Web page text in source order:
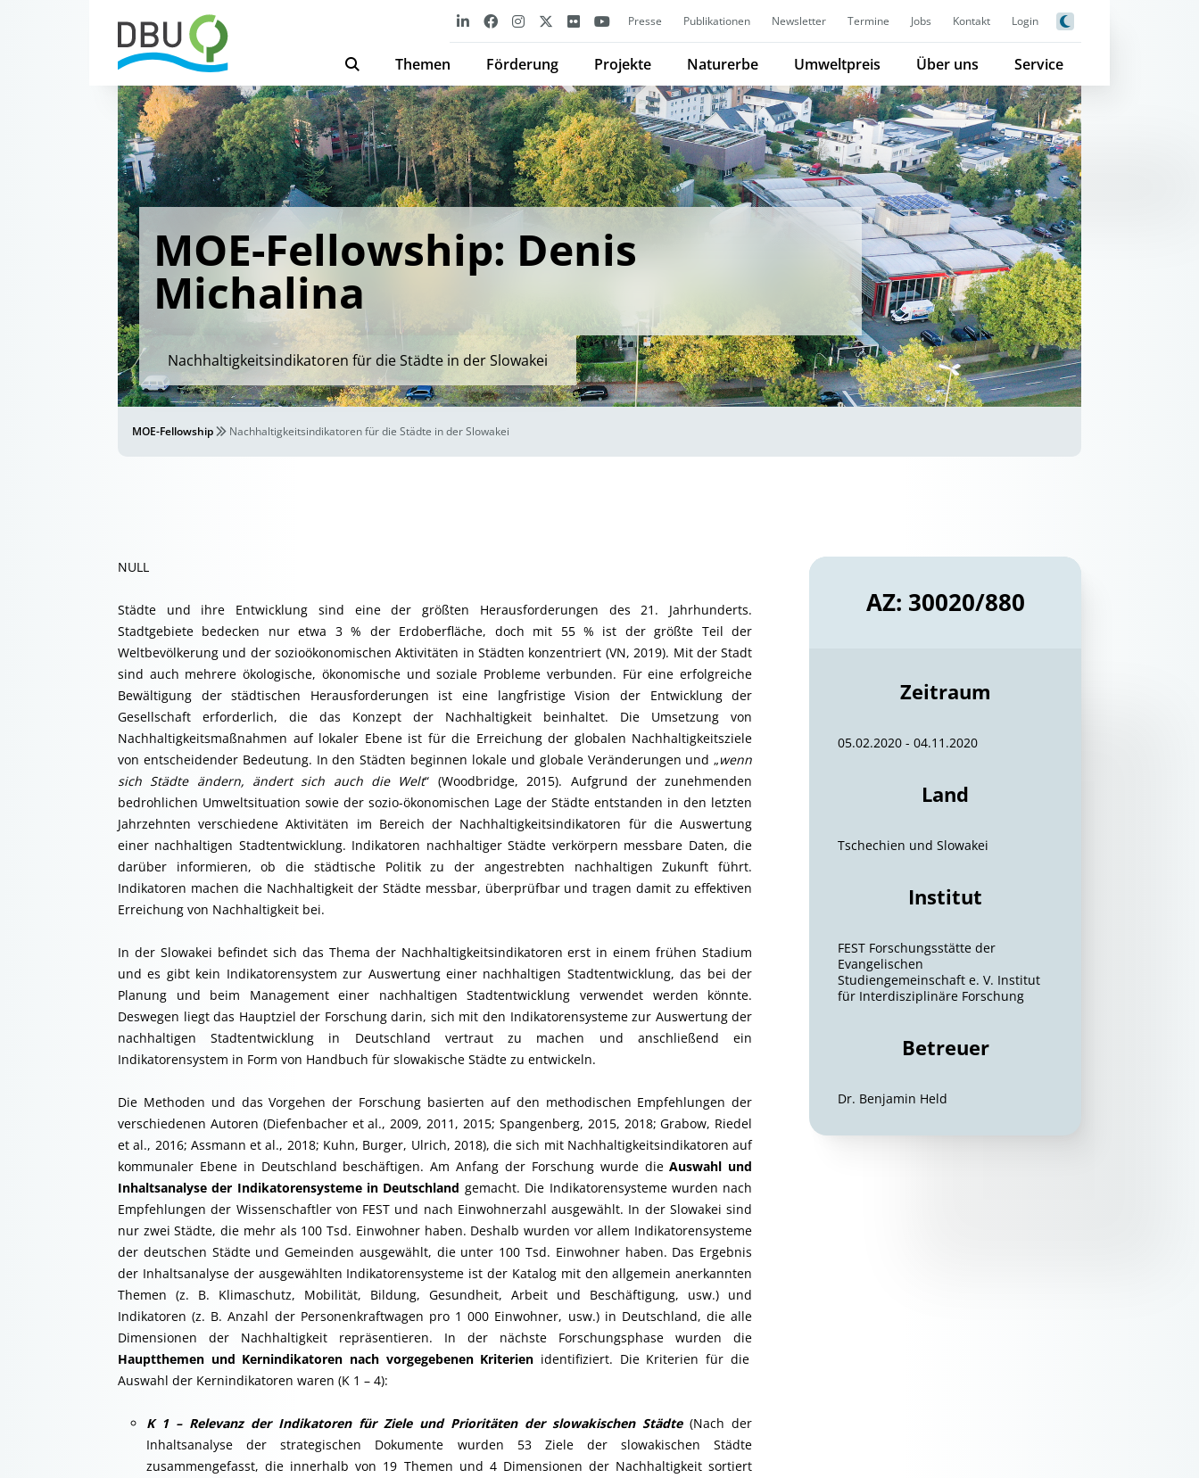
Presse Publikationen Newsletter Termine Jobs Kontakt Login
Themen Förderung Projekte Naturerbe Umweltpreis Über uns Service
MOE-Fellowship: Denis
Michalina
Nachhaltigkeitsindikatoren für die Städte in der Slowakei
MOE-Fellowship Nachhaltigkeitsindikatoren für die Städte in der Slowakei
NULL
Städte und ihre Entwicklung sind eine der größten Herausforderungen des 21. Jahrhunderts.
Stadtgebiete bedecken nur etwa 3 % der Erdoberfläche, doch mit 55 % ist der größte Teil der
Weltbevölkerung und der sozioökonomischen Aktivitäten in Städten konzentriert (VN, 2019). Mit der Stadt
sind auch mehrere ökologische, ökonomische und soziale Probleme verbunden. Für eine erfolgreiche
Bewältigung der städtischen Herausforderungen ist eine langfristige Vision der Entwicklung der
Gesellschaft erforderlich, die das Konzept der Nachhaltigkeit beinhaltet. Die Umsetzung von
Nachhaltigkeitsmaßnahmen auf lokaler Ebene ist für die Erreichung der globalen Nachhaltigkeitsziele
von entscheidender Bedeutung. In den Städten beginnen lokale und globale Veränderungen und „wenn
sich Städte ändern, ändert sich auch die Welt“ (Woodbridge, 2015). Aufgrund der zunehmenden
bedrohlichen Umweltsituation sowie der sozio-ökonomischen Lage der Städte entstanden in den letzten
Jahrzehnten verschiedene Aktivitäten im Bereich der Nachhaltigkeitsindikatoren für die Auswertung
einer nachhaltigen Stadtentwicklung. Indikatoren nachhaltiger Städte verkörpern messbare Daten, die
darüber informieren, ob die städtische Politik zu der angestrebten nachhaltigen Zukunft führt.
Indikatoren machen die Nachhaltigkeit der Städte messbar, überprüfbar und tragen damit zu effektiven
Erreichung von Nachhaltigkeit bei.
In der Slowakei befindet sich das Thema der Nachhaltigkeitsindikatoren erst in einem frühen Stadium
und es gibt kein Indikatorensystem zur Auswertung einer nachhaltigen Stadtentwicklung, das bei der
Planung und beim Management einer nachhaltigen Stadtentwicklung verwendet werden könnte.
Deswegen liegt das Hauptziel der Forschung darin, sich mit den Indikatorensysteme zur Auswertung der
nachhaltigen Stadtentwicklung in Deutschland vertraut zu machen und anschließend ein
Indikatorensystem in Form von Handbuch für slowakische Städte zu entwickeln.
Die Methoden und das Vorgehen der Forschung basierten auf den methodischen Empfehlungen der
verschiedenen Autoren (Diefenbacher et al., 2009, 2011, 2015; Spangenberg, 2015, 2018; Grabow, Riedel
et al., 2016; Assmann et al., 2018; Kuhn, Burger, Ulrich, 2018), die sich mit Nachhaltigkeitsindikatoren auf
kommunaler Ebene in Deutschland beschäftigen. Am Anfang der Forschung wurde dieAuswahl und
Inhaltsanalyse der Indikatorensysteme in Deutschland gemacht. Die Indikatorensysteme wurden nach
Empfehlungen der Wissenschaftler von FEST und nach Einwohnerzahl ausgewählt. In der Slowakei sind
nur zwei Städte, die mehr als 100 Tsd. Einwohner haben. Deshalb wurden vor allem Indikatorensysteme
der deutschen Städte und Gemeinden ausgewählt, die unter 100 Tsd. Einwohner haben. Das Ergebnis
der Inhaltsanalyse der ausgewählten Indikatorensysteme ist der Katalog mit den allgemein anerkannten
Themen (z. B. Klimaschutz, Mobilität, Bildung, Gesundheit, Arbeit und Beschäftigung, usw.) und
Indikatoren (z. B. Anzahl der Personenkraftwagen pro 1 000 Einwohner, usw.) in Deutschland, die alle
Dimensionen der Nachhaltigkeit repräsentieren. In der nächste Forschungsphase wurden die
Hauptthemen und Kernindikatoren nach vorgegebenen Kriterien identifiziert. Die Kriterien für die
Auswahl der Kernindikatoren waren (K 1 – 4):
K 1 – Relevanz der Indikatoren für Ziele und Prioritäten der slowakischen Städte(Nach der
Inhaltsanalyse der strategischen Dokumente wurden 53 Ziele der slowakischen Städte
zusammengefasst, die innerhalb von 19 Themen und 4 Dimensionen der Nachhaltigkeit sortiert
AZ: 30020/880
Zeitraum
05.02.2020 - 04.11.2020
Land
Tschechien und Slowakei
Institut
FEST Forschungsstätte der
Evangelischen
Studiengemeinschaft e. V. Institut
für Interdisziplinäre Forschung
Betreuer
Dr. Benjamin Held